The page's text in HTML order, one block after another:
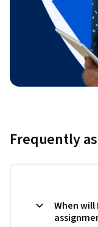
Frequently
When